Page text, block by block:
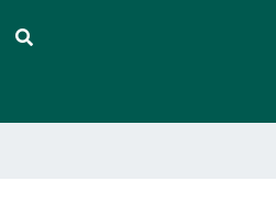
Vinculo - Buscar en la web